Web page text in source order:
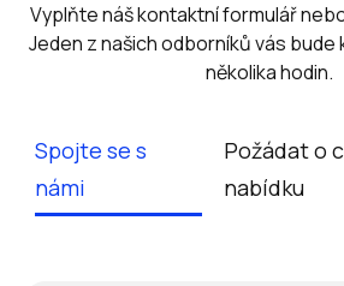
Vyplňte náš kontaktní formulář
Jeden z našich odborníků vás
několika hodin.
Spojte se s
námi
Požádat o
nabídku